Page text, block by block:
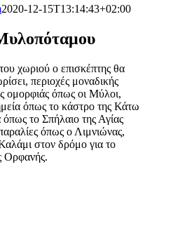
2020-12-15T13:14:43+02:00
χωριού ο επισκέπτης θα
περιοχές μοναδικής
ομορφιάς όπως οι Μύλοι,
όπως το κάστρο της Κάτω
το Σπήλαιο της Αγίας
όπως ο Λιμνιώνας,
στον δρόμο για το
Ορφανής.